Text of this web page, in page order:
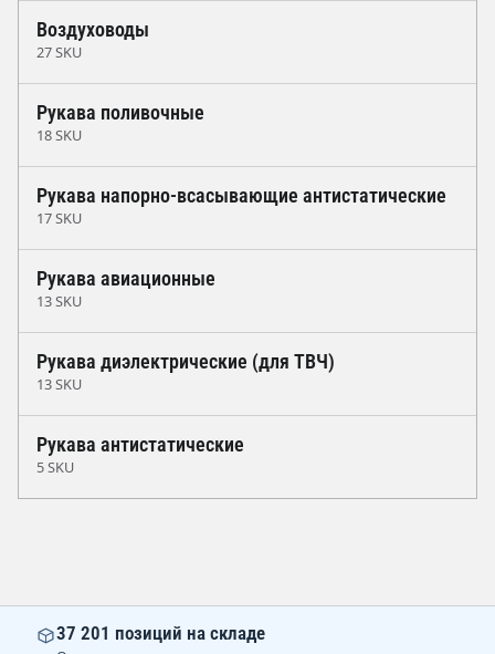
Воздуховоды
27 SKU
Рукава поливочные
18 SKU
Рукава напорно-всасывающие антистатические
17 SKU
Рукава авиационные
13 SKU
Рукава диэлектрические (для ТВЧ)
13 SKU
Рукава антистатические
5 SKU
37 201 позиций на складе